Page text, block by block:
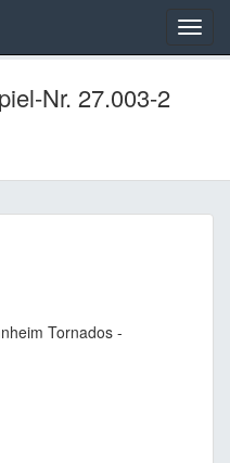
Nr. 27.003-2
Tornados -